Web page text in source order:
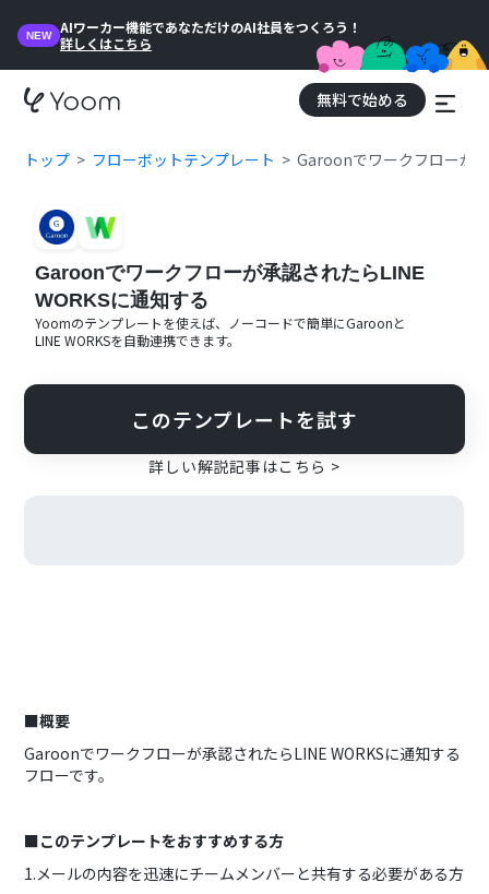
NEW
AIワーカー機能であなただけのAI社員をつくろう！
詳しくはこちら
無料で始める
トップ フローボットテンプレート Garoonでワークフローが
Garoonでワークフローが承認されたらLINE
WORKSに通知する
Yoomのテンプレートを使えば、ノーコードで簡単にGaroonと
LINE WORKSを自動連携できます。
このテンプレートを試す
詳しい解説記事はこちら >
■概要
Garoonでワークフローが承認されたらLINE WORKSに通知する
フローです。
■このテンプレートをおすすめする方
1.メールの内容を迅速にチームメンバーと共有する必要がある方